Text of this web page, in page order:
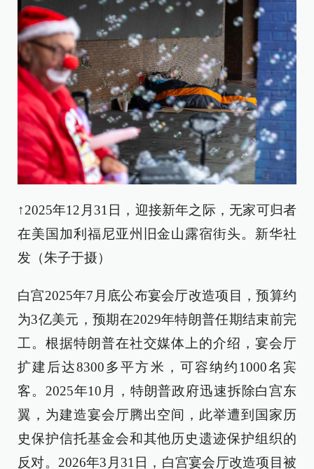
↑2025年12月31日，迎接新年之际，无家可归者
在美国加利福尼亚州旧金山露宿街头。新华社
发（朱子于摄）
白宫2025年7月底公布宴会厅改造项目，预算约
为3亿美元，预期在2029年特朗普任期结束前完
工。根据特朗普在社交媒体上的介绍，宴会厅
扩建后达8300多平方米，可容纳约1000名宾
客。2025年10月，特朗普政府迅速拆除白宫东
翼，为建造宴会厅腾出空间，此举遭到国家历
史保护信托基金会和其他历史遗迹保护组织的
反对。2026年3月31日，白宫宴会厅改造项目被